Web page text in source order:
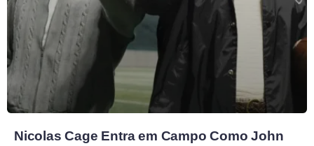
Nicolas Cage Entra em Campo Como John